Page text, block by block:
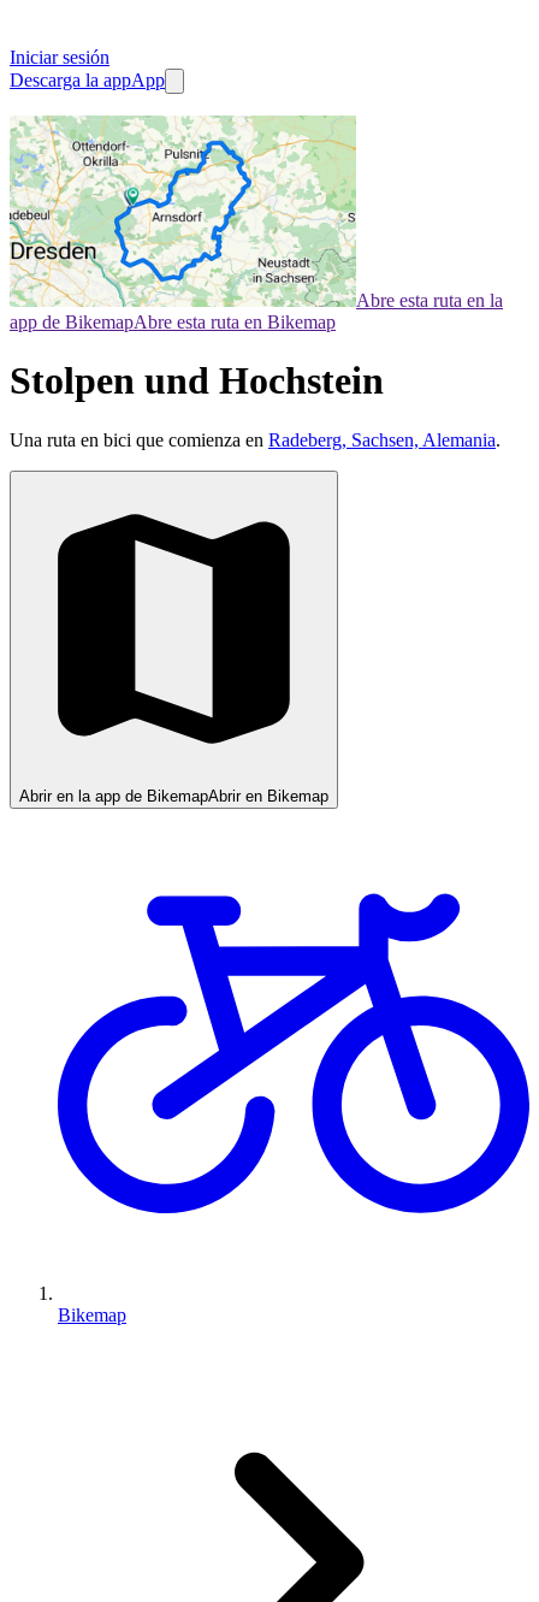
Iniciar sesión
Descarga la appApp
Abre esta ruta en la
app de BikemapAbre esta ruta en Bikemap
Stolpen und Hochstein
Una ruta en bici que comienza en Radeberg, Sachsen, Alemania.
Abrir en la app de BikemapAbrir en Bikemap
Bikemap